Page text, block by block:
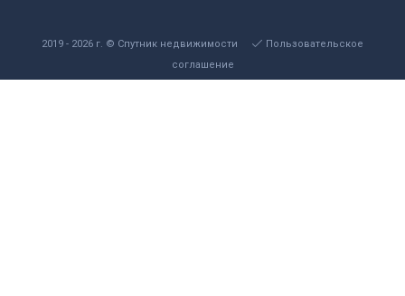
2019 - 2026 г. © Спутник недвижимости
Пользовательское
соглашение